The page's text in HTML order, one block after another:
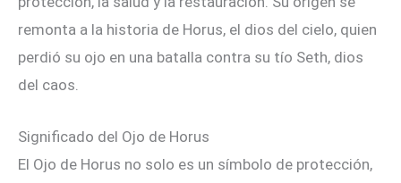
remonta a la historia de Horus, el dios del cielo, quien
perdió su ojo en una batalla contra su tío Seth, dios
del caos.
Significado del Ojo de Horus
El Ojo de Horus no solo es un símbolo de protección,